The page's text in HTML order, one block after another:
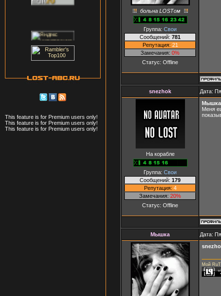
This feature is for Premium users only!
This feature is for Premium users only!
This feature is for Premium users only!
больна LOSTом
Группа: Свои
Сообщений: 781
Репутация: 21
Замечания: 0%
Статус: Offline
snezhok Дата:
На корабле
Группа: Свои
Сообщений: 179
Репутация: 4
Замечания: 20%
Статус: Offline
Мышка
Меня
Мышка Дата:
Мой